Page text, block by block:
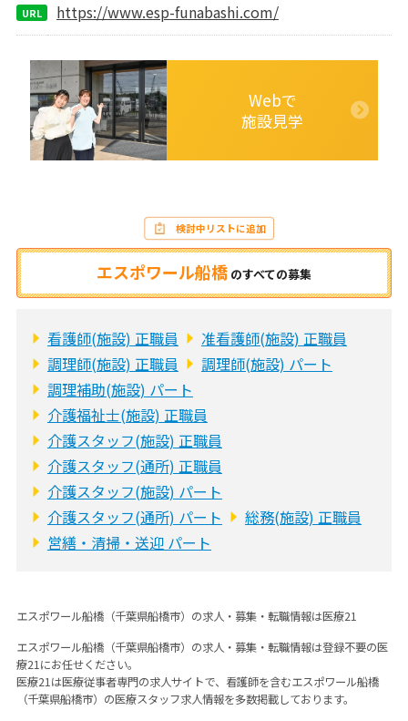
URL https://www.esp-funabashi.com/
Webで
施設見学
エスポワール船橋 のすべての募集
検討中リストに追加
看護師(施設) 正職員
准看護師(施設) 正職員
調理師(施設) 正職員
調理師(施設) パート
調理補助(施設) パート
介護福祉士(施設) 正職員
介護スタッフ(施設) 正職員
介護スタッフ(通所) 正職員
介護スタッフ(施設) パート
介護スタッフ(通所) パート
総務(施設) 正職員
営繕・清掃・送迎 パート
エスポワール船橋（千葉県船橋市）の求人・募集・転職情報は医療21
エスポワール船橋（千葉県船橋市）の求人・募集・転職情報は登録不要の医
療21にお任せください。
医療21は医療従事者専門の求人サイトで、看護師を含むエスポワール船橋
（千葉県船橋市）の医療スタッフ求人情報を多数掲載しております。